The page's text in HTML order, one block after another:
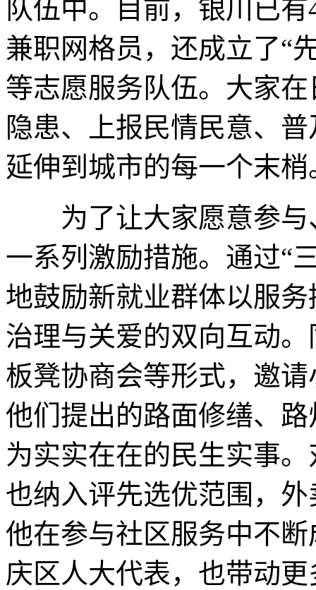
队伍中。目前，银川已
兼职网格员，还成立了“
等志愿服务队伍。大家
隐患、上报民情民意、
延伸到城市的每一个末梢
为了让大家愿意参与
一系列激励措施。通过“
地鼓励新就业群体以服
治理与关爱的双向互动
板凳协商会等形式，邀
他们提出的路面修缮、
为实实在在的民生实事
也纳入评先选优范围，
他在参与社区服务中不
庆区人大代表，也带动